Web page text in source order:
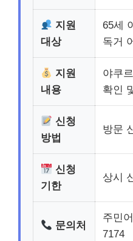
지원
대상
65세
독거
지원
내용
야쿠
확인
신청
방법
방문
신청
기한
상시
문의처
주민
7174